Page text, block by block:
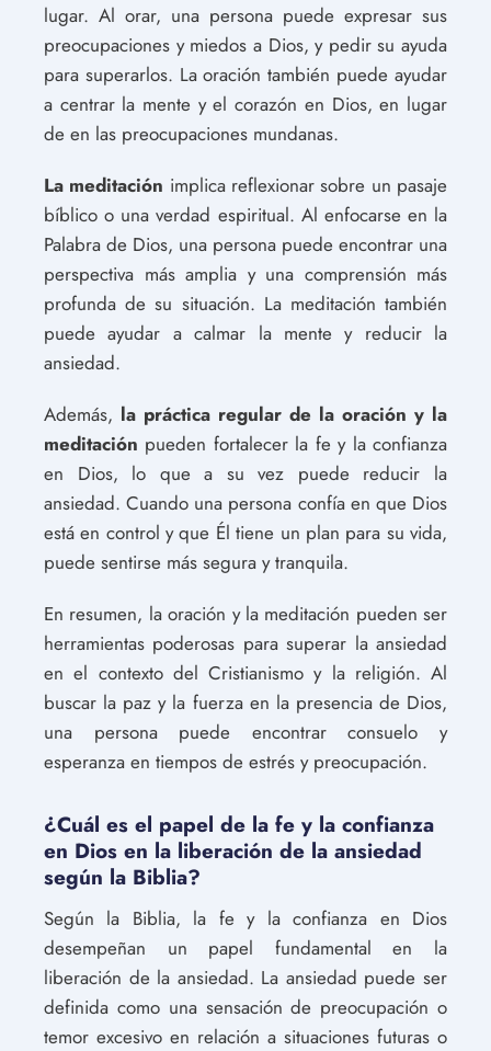
lugar. Al orar, una persona puede expresar sus
preocupaciones y miedos a Dios, y pedir su ayuda
para superarlos. La oración también puede ayudar
a centrar la mente y el corazón en Dios, en lugar
de en las preocupaciones mundanas.
La meditación implica reflexionar sobre un pasaje
bíblico o una verdad espiritual. Al enfocarse en la
Palabra de Dios, una persona puede encontrar una
perspectiva más amplia y una comprensión más
profunda de su situación. La meditación también
puede ayudar a calmar la mente y reducir la
ansiedad.
Además, la práctica regular de la oración y la
meditación pueden fortalecer la fe y la confianza
en Dios, lo que a su vez puede reducir la
ansiedad. Cuando una persona confía en que Dios
está en control y que Él tiene un plan para su vida,
puede sentirse más segura y tranquila.
En resumen, la oración y la meditación pueden ser
herramientas poderosas para superar la ansiedad
en el contexto del Cristianismo y la religión. Al
buscar la paz y la fuerza en la presencia de Dios,
una persona puede encontrar consuelo y
esperanza en tiempos de estrés y preocupación.
¿Cuál es el papel de la fe y la confianza
en Dios en la liberación de la ansiedad
según la Biblia?
Según la Biblia, la fe y la confianza en Dios
desempeñan un papel fundamental en la
liberación de la ansiedad. La ansiedad puede ser
definida como una sensación de preocupación o
temor excesivo en relación a situaciones futuras o